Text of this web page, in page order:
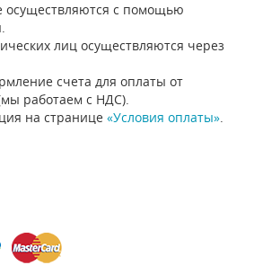
осуществляются с помощью
лиц осуществляются через
счета для оплаты от
работаем с НДС).
на странице «Условия оплаты».